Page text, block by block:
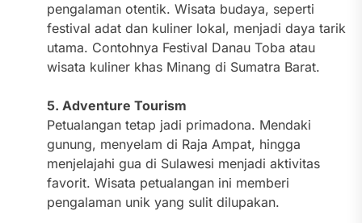
pengalaman otentik. Wisata budaya, seperti
festival adat dan kuliner lokal, menjadi daya tarik
utama. Contohnya Festival Danau Toba atau
wisata kuliner khas Minang di Sumatra Barat.
5. Adventure Tourism
Petualangan tetap jadi primadona. Mendaki
gunung, menyelam di Raja Ampat, hingga
menjelajahi gua di Sulawesi menjadi aktivitas
favorit. Wisata petualangan ini memberi
pengalaman unik yang sulit dilupakan.